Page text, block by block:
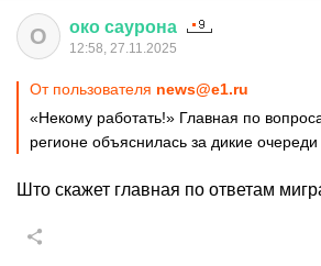
О око саурона
12:58, 27.11.2025
От пользователя news@e1.ru
«Некому работать!» Главная по
регионе объяснилась за дикие
Што скажет главная по ответам